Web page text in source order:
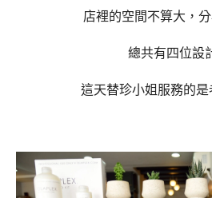
店裡的空間不算大，
總共有四位設
這天替珍小姐服務的